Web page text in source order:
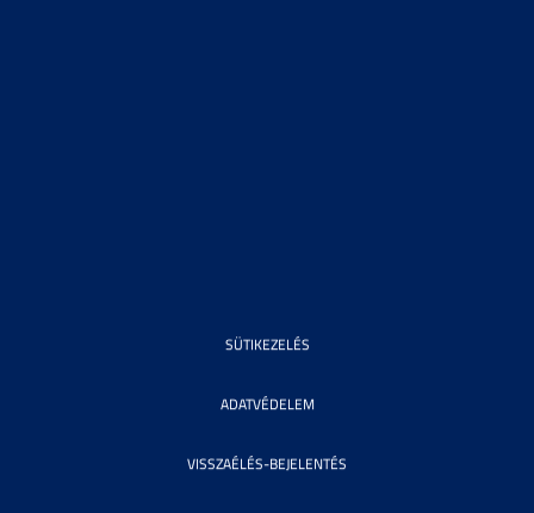
SÜTIKEZELÉS
ADATVÉDELEM
VISSZAÉLÉS-BEJELENTÉS